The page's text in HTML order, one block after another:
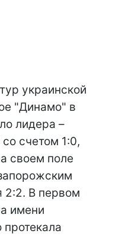
украинской
"Динамо" в
лидера –
счетом 1:0,
своем поле
2:2. В первом
имени